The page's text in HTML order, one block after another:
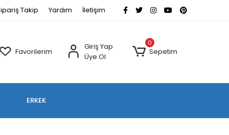
Takip Yardım İletişim
Favorilerim
Giriş Yap
Üye Ol
0
Sepetim
ERKEK